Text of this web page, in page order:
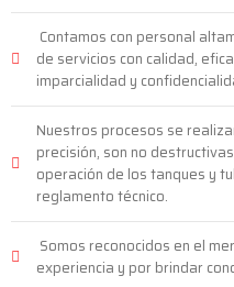
Contamos con personal
de servicios con calidad,
imparcialidad y
Nuestros procesos se
precisión, son no
operación de los tanques y
reglamento técnico.
Somos reconocidos en el
experiencia y por brindar